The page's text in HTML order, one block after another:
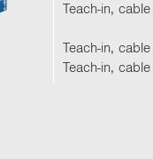
Teach-​in,
Teach-​in,
Teach-​in,